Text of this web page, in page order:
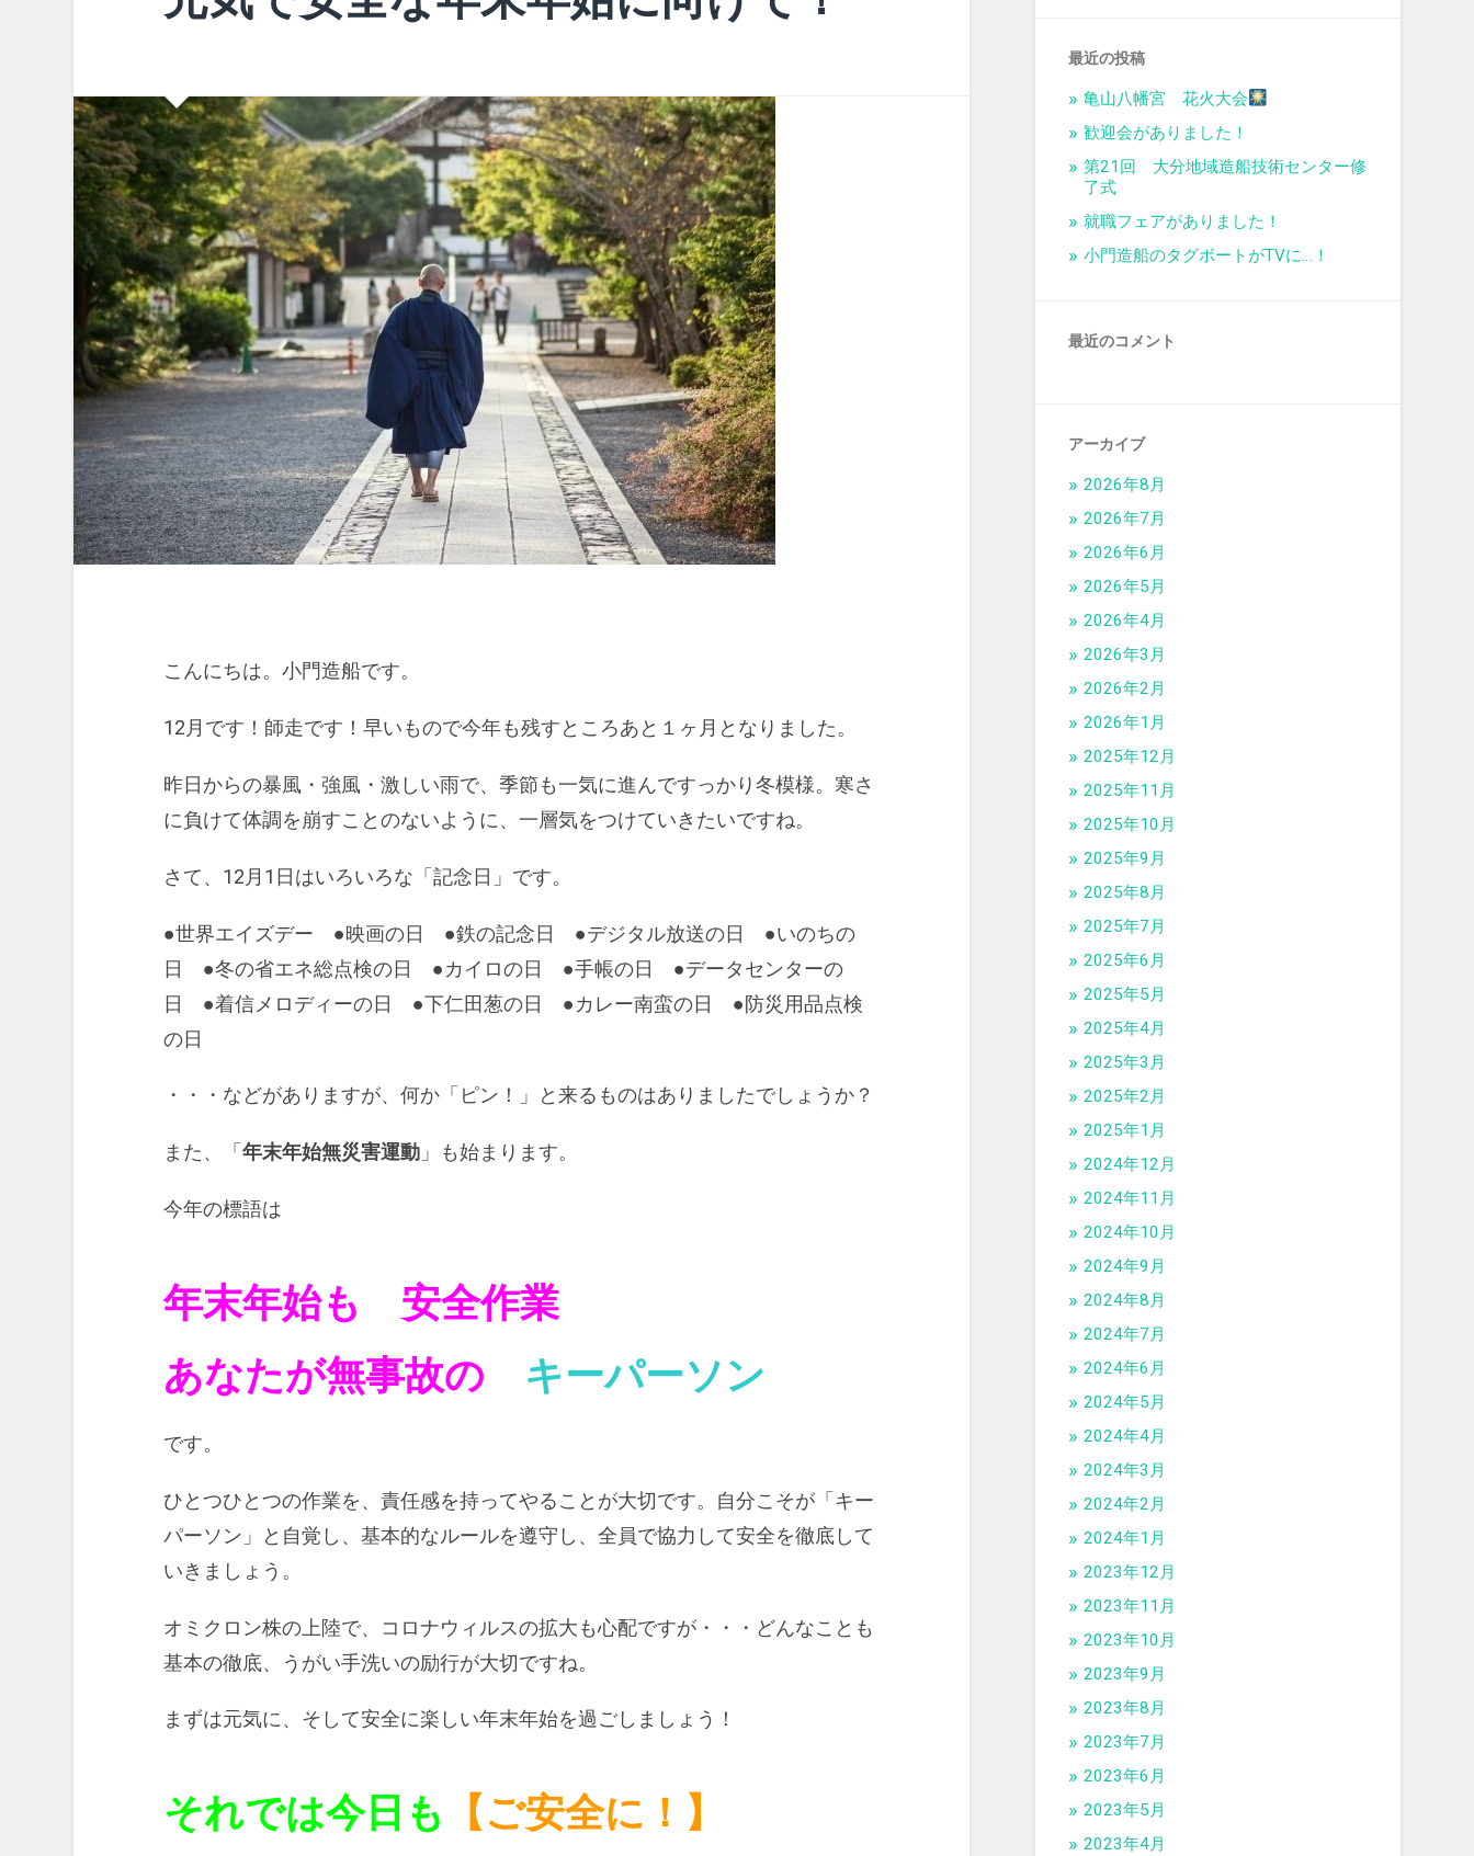
こんにちは。小門造船です。
12月です！師走です！早いもので今年も残すところあと１ヶ月となりました。
昨日からの暴風・強風・激しい雨で、季節も一気に進んですっかり冬模様。寒さ
に負けて体調を崩すことのないように、一層気をつけていきたいですね。
さて、12月1日はいろいろな「記念日」です。
●世界エイズデー ●映画の日 ●鉄の記念日 ●デジタル放送の日 ●いのちの
日 ●冬の省エネ総点検の日 ●カイロの日 ●手帳の日 ●データセンターの
日 ●着信メロディーの日 ●下仁田葱の日 ●カレー南蛮の日 ●防災用品点検
の日
・・・などがありますが、何か「ピン！」と来るものはありましたでしょうか？
また、「 年末年始無災害運動」も始まります。
今年の標語は
年末年始も 安全作業
あなたが無事故の キーパーソン
です。
ひとつひとつの作業を、責任感を持ってやることが大切です。自分こそが「キー
パーソン」と自覚し、基本的なルールを遵守し、全員で協力して安全を徹底して
いきましょう。
オミクロン株の上陸で、コロナウィルスの拡大も心配ですが・・・どんなことも
基本の徹底、うがい手洗いの励行が大切ですね。
まずは元気に、そして安全に楽しい年末年始を過ごしましょう！
それでは今日も 【ご安全に！】
最近の投稿
亀山八幡宮 花火大会
歓迎会がありました！
第21回 大分地域造船技術センター修
了式
就職フェアがありました！
小門造船のタグボートがTVに…！
最近のコメント
アーカイブ
2026年8月
2026年7月
2026年6月
2026年5月
2026年4月
2026年3月
2026年2月
2026年1月
2025年12月
2025年11月
2025年10月
2025年9月
2025年8月
2025年7月
2025年6月
2025年5月
2025年4月
2025年3月
2025年2月
2025年1月
2024年12月
2024年11月
2024年10月
2024年9月
2024年8月
2024年7月
2024年6月
2024年5月
2024年4月
2024年3月
2024年2月
2024年1月
2023年12月
2023年11月
2023年10月
2023年9月
2023年8月
2023年7月
2023年6月
2023年5月
2023年4月